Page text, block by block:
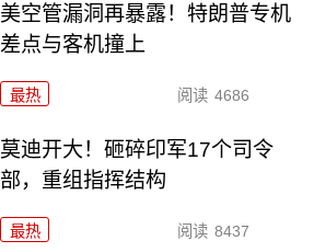
美空管漏洞再暴露！特朗普专机
差点与客机撞上
最热 阅读 4686
莫迪开大！砸碎印军17个司令
部，重组指挥结构
最热 阅读 8437